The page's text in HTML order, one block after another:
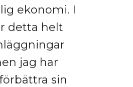
ekonomi. I
detta helt
jag har
sin